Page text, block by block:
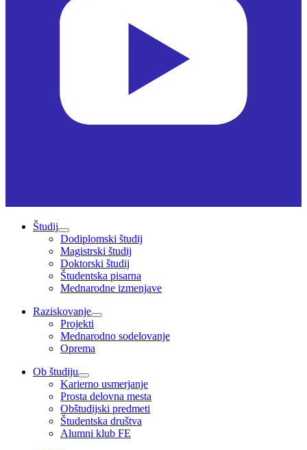
Študij
Dodiplomski študij
Magistrski študij
Doktorski študij
Študentska pisarna
Mednarodne izmenjave
Raziskovanje
Projekti
Mednarodno sodelovanje
Oprema
Ob študiju
Karierno usmerjanje
Prosta delovna mesta
Obštudijski predmeti
Študentska društva
Alumni klub FE